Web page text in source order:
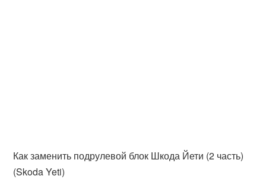
Как заменить подрулевой блок Шкода Йети (2 часть)
(Skoda Yeti)